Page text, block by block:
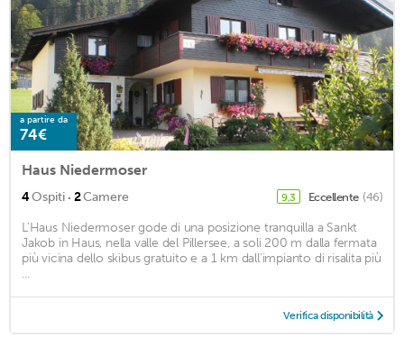
a partire da
74€
Haus Niedermoser
4Ospiti · 2Camere 9,3 Eccellente (46)
L'Haus Niedermoser gode di una posizione tranquilla a Sankt
Jakob in Haus, nella valle del Pillersee, a soli 200 m dalla fermata
più vicina dello skibus gratuito e a 1 km dall'impianto di risalita più
...
Verifica disponibilità